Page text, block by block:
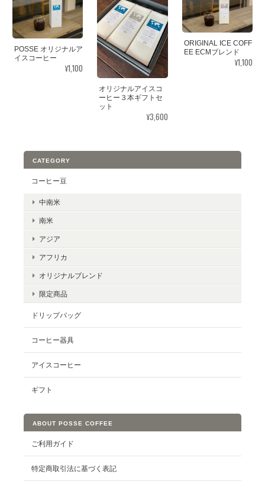
POSSE オリジナルア
イスコーヒー
¥1,100
オリジナルアイスコ
ーヒー３本ギフトセ
ット
¥3,600
ORIGINAL ICE COFF
EE ECMブレンド
¥1,100
CATEGORY
コーヒー豆
中南米
南米
アジア
アフリカ
オリジナルブレンド
限定商品
ドリップバッグ
コーヒー器具
アイスコーヒー
ギフト
ABOUT POSSE COFFEE
ご利用ガイド
特定商取引法に基づく表記